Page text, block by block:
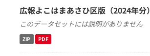
広報よこはまあさひ区版（2024年分）
このデータセットには説明がありません
ZIP PDF